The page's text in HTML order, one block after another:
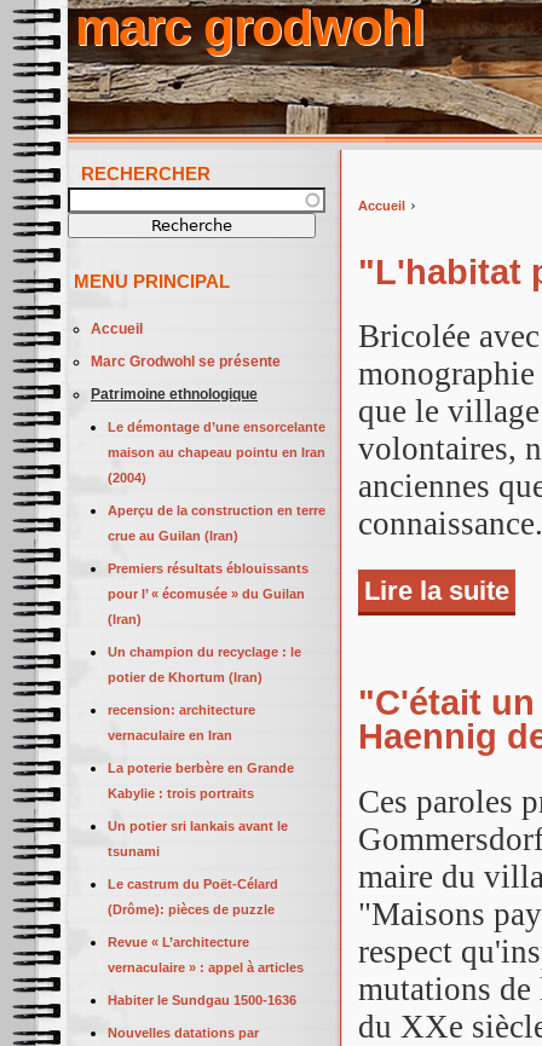
marc grodwohl
Accueil ›
"L'habitat
Bricolée
que le
volontaires,
anciennes
connaissance.
Lire la suite
"C'était
Haennig
Ces paroles
maire du
"Maisons
respect
mutations
du XXe
RECHERCHER
MENU PRINCIPAL
Accueil
Marc Grodwohl se présente
Patrimoine ethnologique
Le démontage d’une ensorcelante
maison au chapeau pointu en Iran
(2004)
Aperçu de la construction en terre
crue au Guilan (Iran)
Premiers résultats éblouissants
pour l’ « écomusée » du Guilan
(Iran)
Un champion du recyclage : le
potier de Khortum (Iran)
recension: architecture
vernaculaire en Iran
La poterie berbère en Grande
Kabylie : trois portraits
Un potier sri lankais avant le
tsunami
Le castrum du Poët-Célard
(Drôme): pièces de puzzle
Revue « L’architecture
vernaculaire » : appel à articles
Habiter le Sundgau 1500-1636
Nouvelles datations par